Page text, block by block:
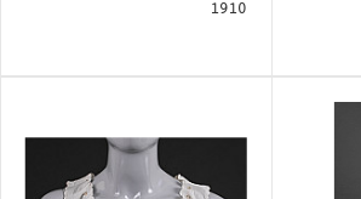
1910